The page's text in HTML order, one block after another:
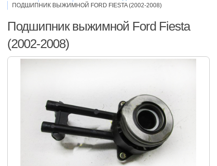
ПОДШИПНИК ВЫЖИМНОЙ FORD FIESTA (2002-2008)
Подшипник выжимной Ford Fiesta
(2002-2008)